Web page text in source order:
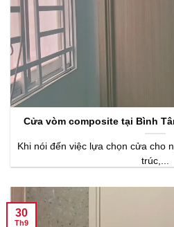
Cửa vòm composite tại Bình
Khi nói đến việc lựa chọn cửa cho
trúc,...
30
Th9